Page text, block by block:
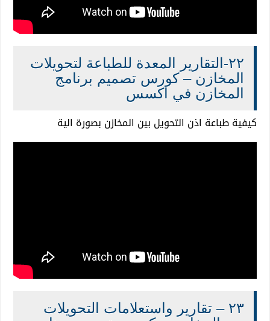
٢٢-التقارير المعدة للطباعة لتحويلات
المخازن – كورس تصميم برنامج
المخازن في اكسس
كيفية طباعة اذن التحويل بين المخازن بصورة الية
٢٣ – تقارير واستعلامات التحويلات